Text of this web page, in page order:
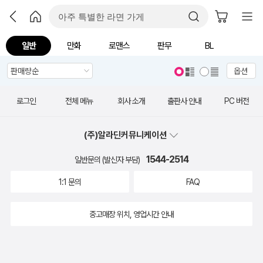
일반 만화 로맨스 판무 BL
옵션
로그인 전체 메뉴 회사 소개 출판사 안내 PC 버전
(주)알라딘커뮤니케이션
일반문의 (발신자 부담) 1544-2514
1:1 문의 FAQ
중고매장 위치, 영업시간 안내